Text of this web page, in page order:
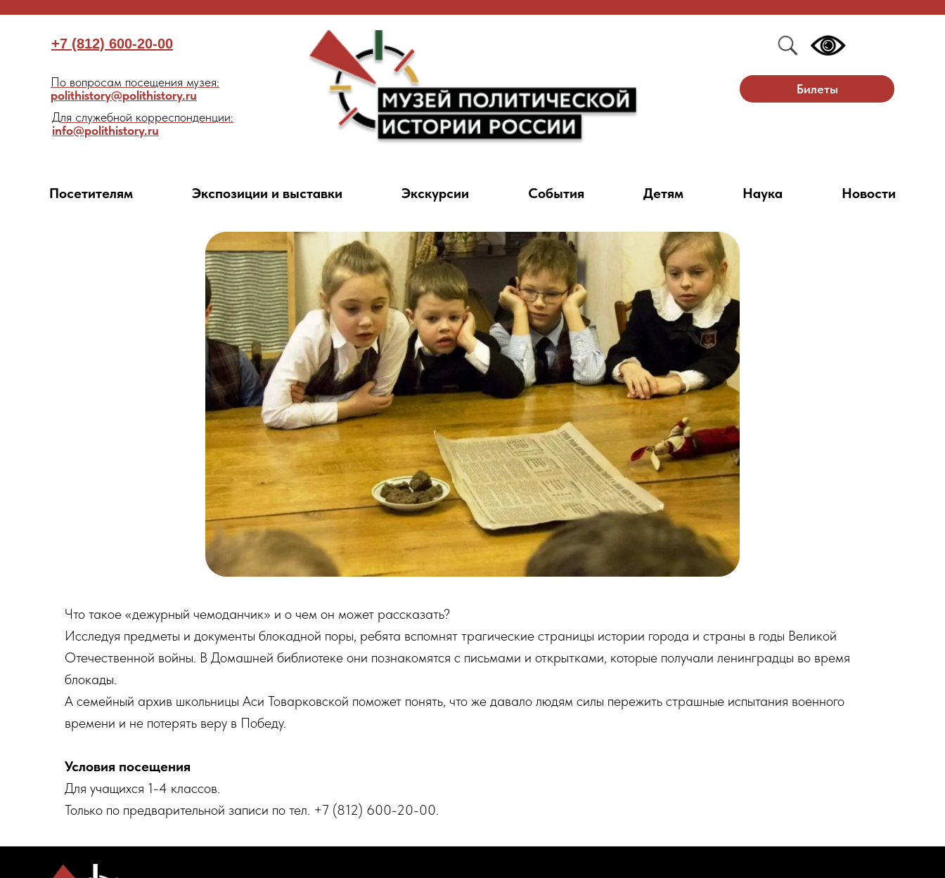
Билеты
+7 (812) 600-20-00
По вопросам посещения музея:
polithistory@polithistory.ru
Для служебной корреспонденции:
info@polithistory.ru
Посетителям Экспозиции и выставки Экскурсии События Детям Наука Новости
Что такое «дежурный чемоданчик» и о чем он может рассказать?
Исследуя предметы и документы блокадной поры, ребята вспомнят трагические страницы истории города и страны в годы Великой
Отечественной войны. В Домашней библиотеке они познакомятся с письмами и открытками, которые получали ленинградцы во время
блокады.
А семейный архив школьницы Аси Товарковской поможет понять, что же давало людям силы пережить страшные испытания военного
времени и не потерять веру в Победу.
Условия посещения
Для учащихся 1-4 классов.
Только по предварительной записи по тел. +7 (812) 600-20-00.